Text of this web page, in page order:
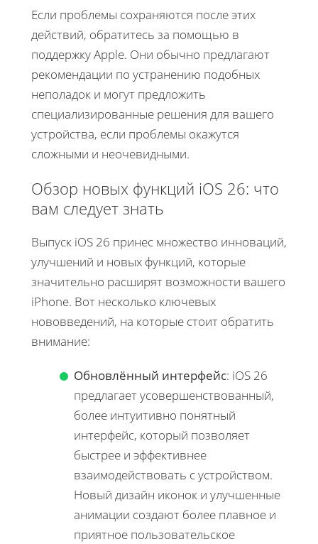
Если проблемы сохраняются после этих
действий, обратитесь за помощью в
поддержку Apple. Они обычно предлагают
рекомендации по устранению подобных
неполадок и могут предложить
специализированные решения для вашего
устройства, если проблемы окажутся
сложными и неочевидными.
Обзор новых функций iOS 26: что
вам следует знать
Выпуск iOS 26 принес множество инноваций,
улучшений и новых функций, которые
значительно расширят возможности вашего
iPhone. Вот несколько ключевых
нововведений, на которые стоит обратить
внимание:
Обновлённый интерфейс: iOS 26
предлагает усовершенствованный,
более интуитивно понятный
интерфейс, который позволяет
быстрее и эффективнее
взаимодействовать с устройством.
Новый дизайн иконок и улучшенные
анимации создают более плавное и
приятное пользовательское